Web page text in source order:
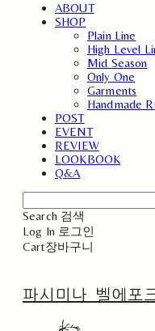
ABOUT
SHOP
Plain Line
High Level
Mid Season
Only One
Garments
Handmade
POST
EVENT
REVIEW
LOOKBOOK
Q&A
Search 검색
Log In 로그인
Cart장바구니
파시미나 벨에포